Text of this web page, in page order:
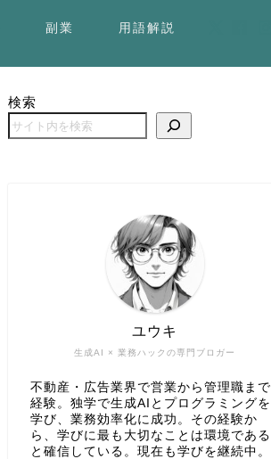
副業 用語解説
検索
生成AI × 業務ハックの専門ブロガー
ユウキ
不動産・広告業界で営業から管理職まで
経験。独学で生成AIとプログラミングを
学び、業務効率化に成功。その経験か
ら、学びに最も大切なことは環境である
と確信している。現在も学びを継続中。